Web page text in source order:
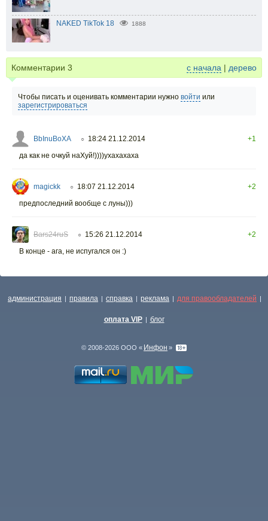
NAKED TikTok 18 1888
Комментарии 3 с начала | дерево
Чтобы писать и оценивать комментарии нужно войти или
зарегистрироваться
BbInuBoXA ○ 18:24 21.12.2014
+1
да как не очкуй наХуй!))))ухахахаха
magickk ○ 18:07 21.12.2014
+2
предпоследний вообще с луны)))
Bars24ruS ○ 15:26 21.12.2014
+2
В конце - ага, не испугался он :)
администрация | правила | справка | реклама | для правообладателей |
оплата VIP | блог
© 2008-2026 ООО « Инфон »